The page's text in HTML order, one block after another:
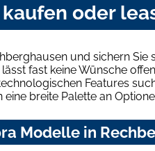
oder
und sichern Sie
fast keine Wünsche
Features
breite Palette an
Modelle in